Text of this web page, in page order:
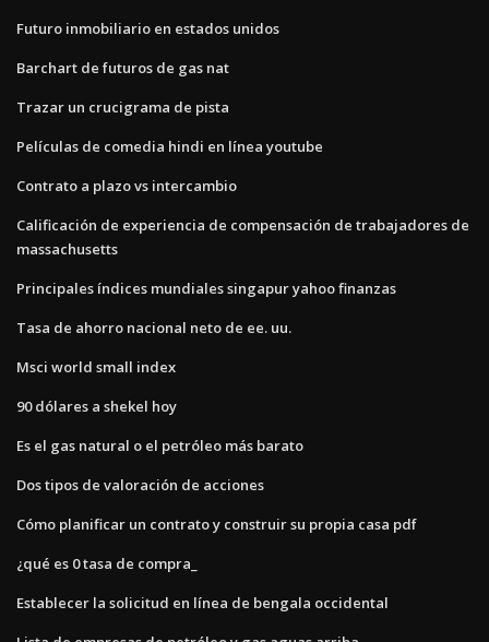
Futuro inmobiliario en estados unidos
Barchart de futuros de gas nat
Trazar un crucigrama de pista
Películas de comedia hindi en línea youtube
Contrato a plazo vs intercambio
Calificación de experiencia de compensación de trabajadores de
massachusetts
Principales índices mundiales singapur yahoo finanzas
Tasa de ahorro nacional neto de ee. uu.
Msci world small index
90 dólares a shekel hoy
Es el gas natural o el petróleo más barato
Dos tipos de valoración de acciones
Cómo planificar un contrato y construir su propia casa pdf
¿qué es 0 tasa de compra_
Establecer la solicitud en línea de bengala occidental